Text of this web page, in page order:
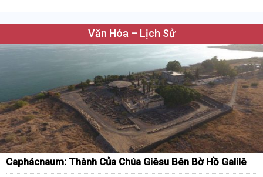
Văn Hóa – Lịch Sử
Caphácnaum: Thành Của Chúa Giêsu Bên Bờ Hồ Galilê